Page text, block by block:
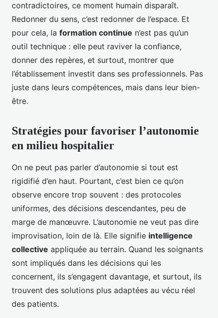
contradictoires, ce moment humain disparaît.
Redonner du sens, c’est redonner de l’espace. Et
pour cela, la formation continue n’est pas qu’un
outil technique : elle peut raviver la confiance,
donner des repères, et surtout, montrer que
l’établissement investit dans ses professionnels. Pas
juste dans leurs compétences, mais dans leur bien-
être.
Stratégies pour favoriser l’autonomie
en milieu hospitalier
On ne peut pas parler d’autonomie si tout est
rigidifié d’en haut. Pourtant, c’est bien ce qu’on
observe encore trop souvent : des protocoles
uniformes, des décisions descendantes, peu de
marge de manœuvre. L’autonomie ne veut pas dire
improvisation, loin de là. Elle signifie intelligence
collective appliquée au terrain. Quand les soignants
sont impliqués dans les décisions qui les
concernent, ils s’engagent davantage, et surtout, ils
trouvent des solutions plus adaptées au vécu réel
des patients.